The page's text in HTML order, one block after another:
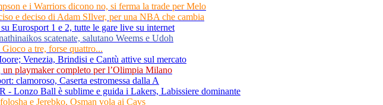
e i Warriors dicono no, si ferma la trade per Melo
e deciso di Adam SIlver, per una NBA che cambia
Eurosport 1 e 2, tutte le gare live su internet
scatenate, salutano Weems e Udoh
a tre, forse quattro...
Venezia, Brindisi e Cantù attive sul mercato
un playmaker completo per l’Olimpia Milano
clamoroso, Caserta estromessa dalla A
- Lonzo Ball è sublime e guida i Lakers, Labissiere dominante
e Jerebko, Osman vola ai Cavs